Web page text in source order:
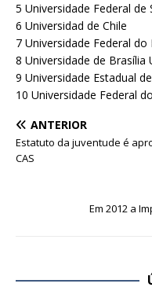
5 Universidade Federal de
6 Universidad de Chile
7 Universidade Federal do
8 Universidade de Brasília
9 Universidade Estadual
10 Universidade Federal
ANTERIOR
Estatuto da juventude é
CAS
Em 2012 a